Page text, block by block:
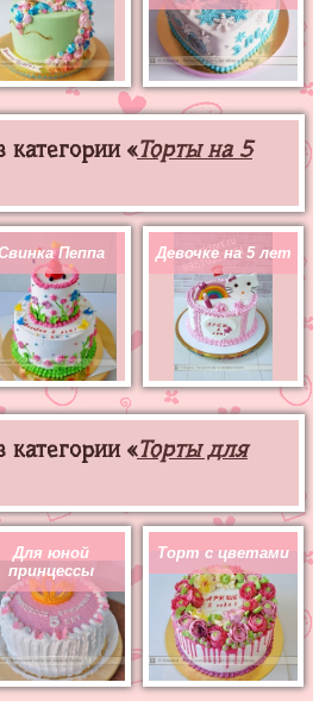
«Торты на 5
Пеппа Девочке на 5 лет
«Торты для
Для юной
принцессы
Торт с цветами